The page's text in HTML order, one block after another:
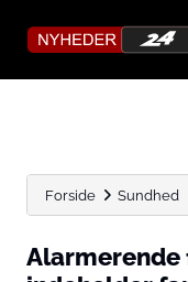
Forside Sundhed